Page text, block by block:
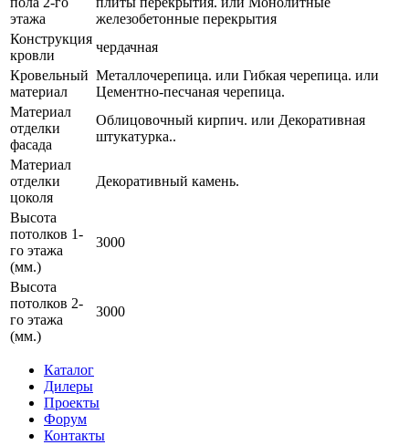
этажа
железобетонные перекрытия
Конструкция
кровли
чердачная
Кровельный
материал
Металлочерепица. или Гибкая черепица. или
Цементно-песчаная черепица.
Материал
отделки
фасада
Облицовочный кирпич. или Декоративная
штукатурка..
Материал
отделки
цоколя
Декоративный камень.
Высота
потолков 1-
го этажа
(мм.)
3000
Высота
потолков 2-
го этажа
(мм.)
3000
Каталог
Дилеры
Проекты
Форум
Контакты